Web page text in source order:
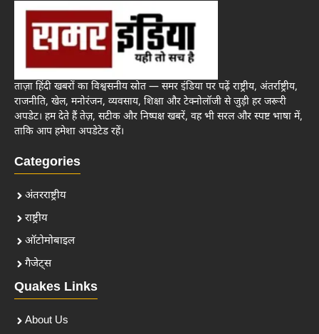
ताज़ा हिंदी खबरों का विश्वसनीय स्रोत — समर इंडिया पर पढ़ें राष्ट्रीय, अंतर्राष्ट्रीय,
राजनीति, खेल, मनोरंजन, व्यवसाय, शिक्षा और टेक्नोलॉजी से जुड़ी हर जरूरी
अपडेट। हम देते हैं तेज़, सटीक और निष्पक्ष खबरें, वह भी सरल और स्पष्ट भाषा में,
ताकि आप हमेशा अपडेटेड रहें।
Categories
अंतरराष्ट्रीय
राष्ट्रीय
ऑटोमोबाइल
गैजेट्स
Quakes Links
About Us